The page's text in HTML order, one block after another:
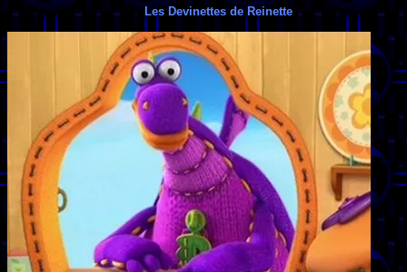
Les Devinettes de Reinette